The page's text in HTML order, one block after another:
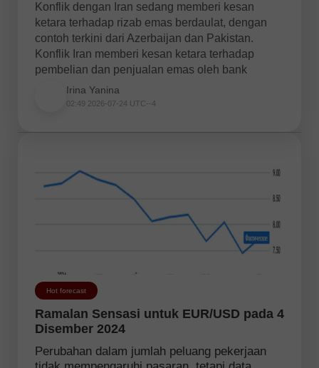
Konflik dengan Iran sedang memberi kesan
ketara terhadap rizab emas berdaulat, dengan
contoh terkini dari Azerbaijan dan Pakistan.
Konflik Iran memberi kesan ketara terhadap
pembelian dan penjualan emas oleh bank
Irina Yanina
02:49 2026-07-24 UTC--4
Hot forecast
Ramalan Sensasi untuk EUR/USD pada 4
Disember 2024
Perubahan dalam jumlah peluang pekerjaan